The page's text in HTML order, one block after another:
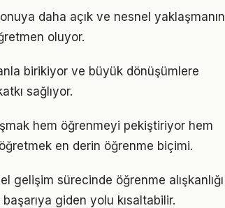
daha açık ve nesnel yaklaşmanın
oluyor.
birikiyor ve büyük dönüşümlere
sağlıyor.
hem öğrenmeyi pekiştiriyor hem
en derin öğrenme biçimi.
gelişim sürecinde öğrenme alışkanlığı
giden yolu kısaltabilir.